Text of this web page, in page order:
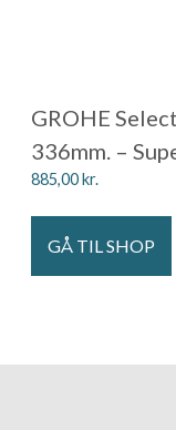
GROHE
336mm. –
885,00kr.
GÅ TIL SHOP